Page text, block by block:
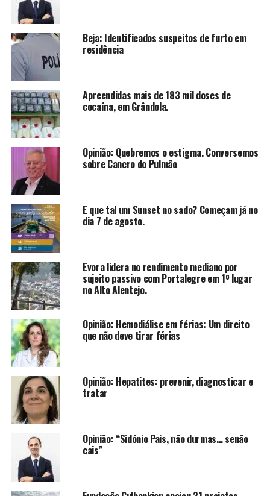
Beja: Identificados suspeitos de furto em
residência
Apreendidas mais de 183 mil doses de
cocaína, em Grândola.
Opinião: Quebremos o estigma. Conversemos
sobre Cancro do Pulmão
E que tal um Sunset no sado? Começam já no
dia 7 de agosto.
Évora lidera no rendimento mediano por
sujeito passivo com Portalegre em 1º lugar
no Alto Alentejo.
Opinião: Hemodiálise em férias: Um direito
que não deve tirar férias
Opinião: Hepatites: prevenir, diagnosticar e
tratar
Opinião: “Sidónio Pais, não durmas… senão
cais”